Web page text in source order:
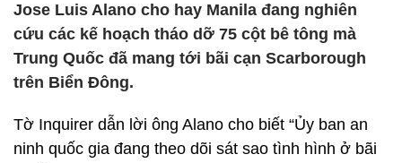
Jose Luis Alano cho hay Manila đang nghiên
cứu các kế hoạch tháo dỡ 75 cột bê tông mà
Trung Quốc đã mang tới bãi cạn Scarborough
trên Biển Đông.
Tờ Inquirer dẫn lời ông Alano cho biết “Ủy ban an
ninh quốc gia đang theo dõi sát sao tình hình ở bãi